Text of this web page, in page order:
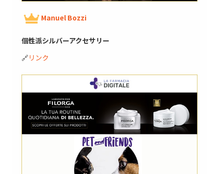
Manuel Bozzi
個性派シルバーアクセサリー
🔗リンク